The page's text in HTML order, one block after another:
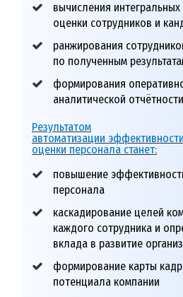
вычисления
оценки сотрудников и
ранжирования
по полученным
формирования
аналитической отчётности
Результатом
автоматизации
оценки персонала станет:
повышение
персонала
каскадирование целей
каждого сотрудника и
вклада в развитие
формирование карты
потенциала компании